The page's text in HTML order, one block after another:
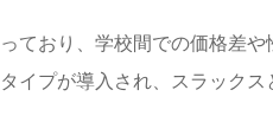
ており、学校間での価格差
イプが導入され、スラック